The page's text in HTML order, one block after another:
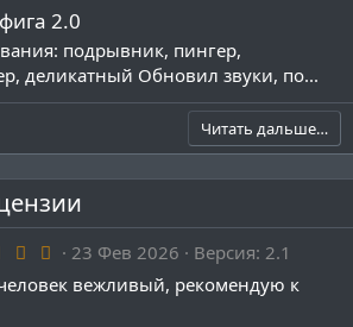
2.0
подрывник, пингер,
деликатный Обновил звуки, по...
Читать дальше…
5
0
23 Фев 2026
Версия: 2.1
вежливый, рекомендую к